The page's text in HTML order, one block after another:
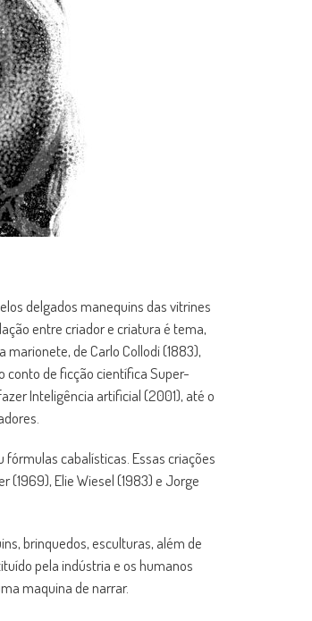
delgados manequins das vitrines
entre criador e criatura é tema,
de Carlo Collodi (1883),
conto de ficção científica Super-
Inteligência artificial (2001), até o
cabalísticas. Essas criações
(1969), Elie Wiesel (1983) e Jorge
brinquedos, esculturas, além de
pela indústria e os humanos
maquina de narrar.